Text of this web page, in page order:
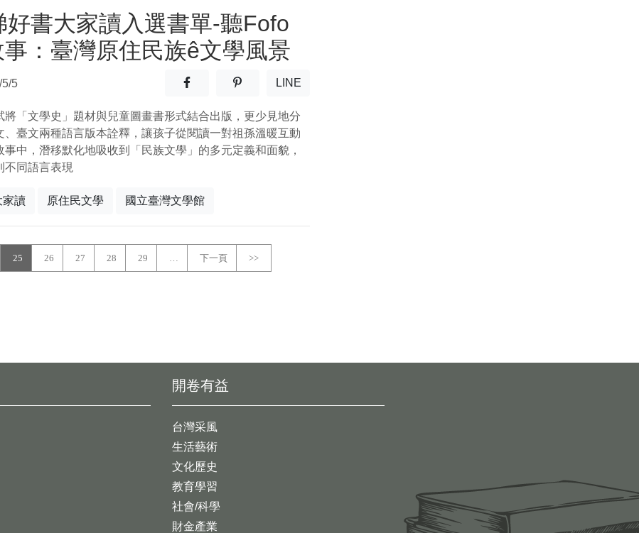
好書大家讀入選書單-聽Fofo
：臺灣原住民族ê文學風景
5/5 分享至facebook(另開新視窗)
分享至噗浪(另開新視窗)
LINE
將「文學史」題材與兒童圖畫書形式結合出版，更少見地分
、臺文兩種語言版本詮釋，讓孩子從閱讀一對祖孫溫暖互動
事中，潛移默化地吸收到「民族文學」的多元定義和面貌，
不同語言表現
家讀 原住民文學 國立臺灣文學館
25 26 27 28 29 … 下一頁 >>
開卷有益
台灣采風
生活藝術
文化歷史
教育學習
社會/科學
財金產業